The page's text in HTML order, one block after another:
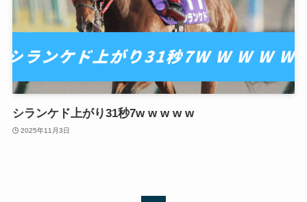
シランケド上がり31秒7w w w w w
2025年11月3日